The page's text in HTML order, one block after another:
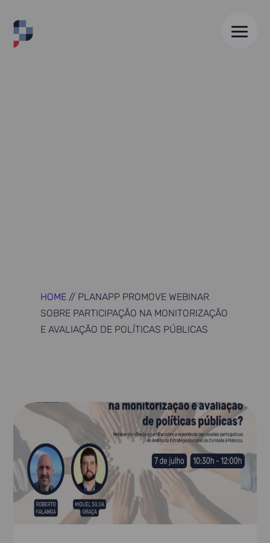
HOME // PLANAPP PROMOVE WEBINAR
SOBRE PARTICIPAÇÃO NA MONITORIZAÇÃO
E AVALIAÇÃO DE POLÍTICAS PÚBLICAS